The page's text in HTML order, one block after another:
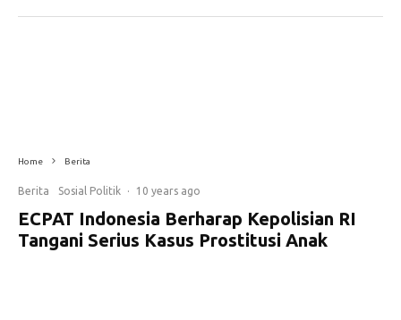
Home Berita
Berita Sosial Politik · 10 years ago
ECPAT Indonesia Berharap Kepolisian RI
Tangani Serius Kasus Prostitusi Anak